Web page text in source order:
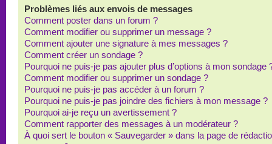
Problèmes liés aux envois de messages
Comment poster dans un forum ?
Comment modifier ou supprimer un message ?
Comment ajouter une signature à mes messages ?
Comment créer un sondage ?
Pourquoi ne puis-je pas ajouter plus d’options à mon sondage
Comment modifier ou supprimer un sondage ?
Pourquoi ne puis-je pas accéder à un forum ?
Pourquoi ne puis-je pas joindre des fichiers à mon message ?
Pourquoi ai-je reçu un avertissement ?
Comment rapporter des messages à un modérateur ?
À quoi sert le bouton « Sauvegarder » dans la page de